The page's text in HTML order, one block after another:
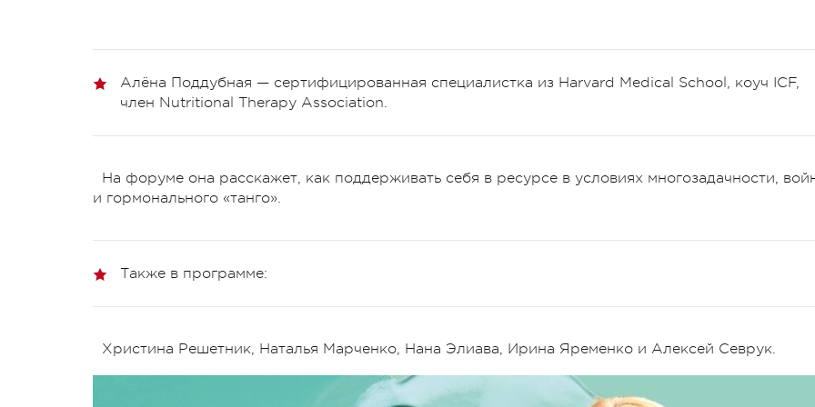
Алёна Поддубная — сертифицированная специалистка из Harvard Medical School, коуч ICF,
член Nutritional Therapy Association.
На форуме она расскажет, как поддерживать себя в ресурсе в условиях многозадачности,
и гормонального «танго».
Также в программе:
Христина Решетник, Наталья Марченко, Нана Элиава, Ирина Яременко и Алексей Севрук.